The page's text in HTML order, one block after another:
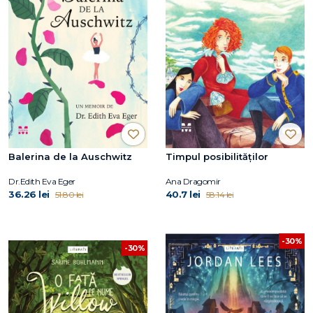
Balerina de la Auschwitz
Dr.Edith Eva Eger
36.26 lei 51.80 lei
Timpul posibilităților
Ana Dragomir
40.7 lei 58.14 lei
-30%
-30%